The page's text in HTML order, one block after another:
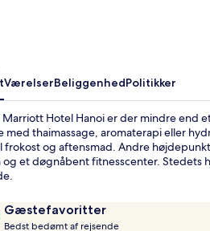
VærelserBeliggenhedPolitikker
Marriott Hotel Hanoi er der mindre end
thaimassage, aromaterapi eller
frokost og aftensmad. Andre
og et døgnåbent fitnesscenter.
Gæstefavoritter
9,4
ud
Bedst bedømt af rejsende